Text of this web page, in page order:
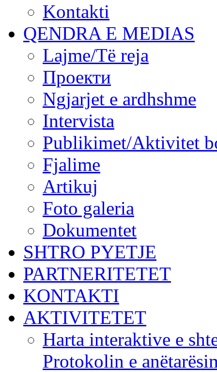
Kontakti
QENDRA E MEDIAS
Lajme/Të reja
Проекти
Ngjarjet e ardhshme
Intervista
Publikimet/Aktivitet
Fjalime
Artikuj
Foto galeria
Dokumentet
SHTRO PYETJE
PARTNERITETET
KONTAKTI
AKTIVITETET
Harta interaktive e
Protokolin e